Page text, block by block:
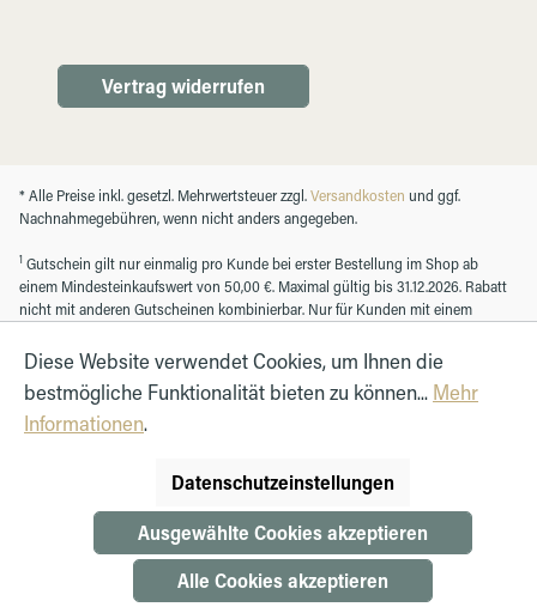
Vertrag widerrufen
* Alle Preise inkl. gesetzl. Mehrwertsteuer zzgl.Versandkosten und ggf.
Nachnahmegebühren, wenn nicht anders angegeben.
1 Gutschein gilt nur einmalig pro Kunde bei erster Bestellung im Shop ab
einem Mindesteinkaufswert von 50,00 €. Maximal gültig bis 31.12.2026. Rabatt
nicht mit anderen Gutscheinen kombinierbar. Nur für Kunden mit einem
Diese Website verwendet Cookies, um Ihnen die
bestmögliche Funktionalität bieten zu können... Mehr
Informationen.
Datenschutzeinstellungen
Ausgewählte Cookies akzeptieren
Alle Cookies akzeptieren